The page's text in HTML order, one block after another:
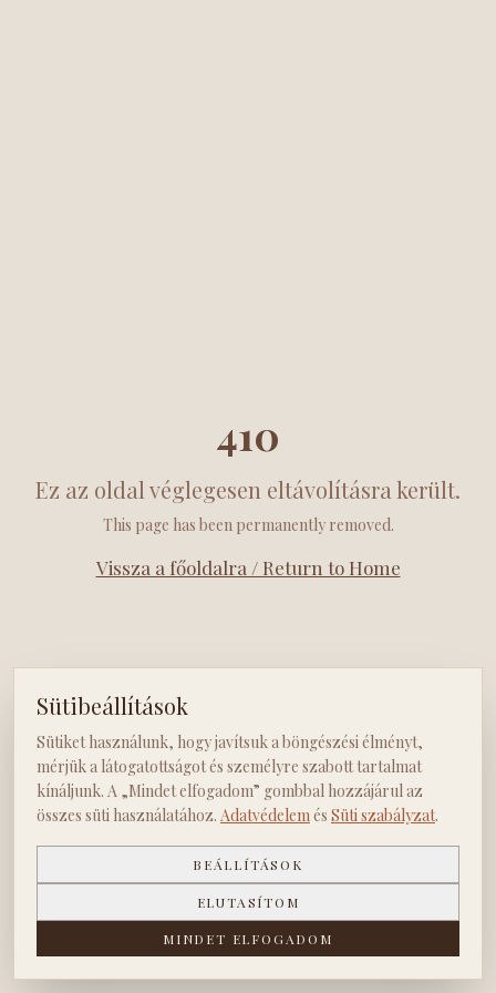
410
Ez az oldal véglegesen eltávolításra került.
This page has been permanently removed.
Vissza a főoldalra / Return to Home
Sütibeállítások
Sütiket használunk, hogy javítsuk a böngészési élményt,
mérjük a látogatottságot és személyre szabott tartalmat
kínáljunk. A „Mindet elfogadom” gombbal hozzájárul az
összes süti használatához. Adatvédelemés Süti szabályzat.
BEÁLLÍTÁSOK
ELUTASÍTOM
MINDET ELFOGADOM